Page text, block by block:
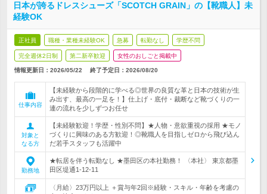
日本が誇るドレスシューズ「SCOTCH GRAIN」の【靴職人】未
経験OK
正社員 職種・業種未経験OK 急募 転勤なし 学歴不問
完全週休2日制 第二新卒歓迎 女性のおしごと掲載中
情報更新日：2026/05/22 終了予定日： 2026/08/20
仕事内容
【未経験から段階的に学べる◎世界の良質な革と日本の技術が生
み出す、最高の一足を！】仕上げ・底付・裁断など靴づくりの一
連の流れを少しずつお任せ
対象と
なる方
【未経験歓迎！学歴・性別不問】★人物・意欲重視の採用 ★モノ
づくりに興味のある方歓迎！◎靴職人を目指しゼロから飛び込ん
だ若手スタッフも活躍中
勤務地
★転居を伴う転勤なし ★墨田区の本社勤務！ 〈本社〉 東京都墨
田区堤通1-12-11
〈月給〉23万円以上 ＋賞与年2回※経験・スキル・年齢を考慮の